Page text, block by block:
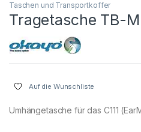
Taschen und Transportkoffer
Tragetasche TB-
Auf die Wunschliste
Umhängetasche für das C111